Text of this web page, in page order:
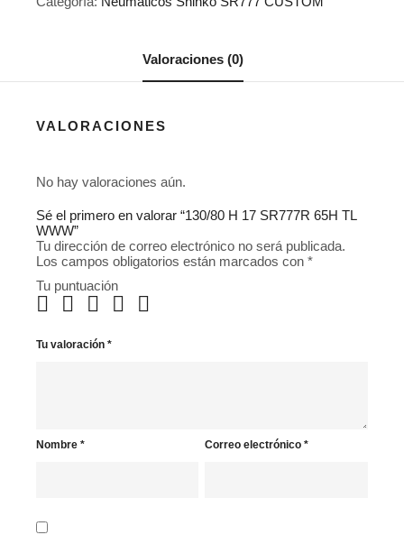
Valoraciones (0)
VALORACIONES
No hay valoraciones aún.
Sé el primero en valorar “130/80 H 17 SR777R 65H TL
WWW”
Tu dirección de correo electrónico no será publicada.
Los campos obligatorios están marcados con *
Tu puntuación
Tu valoración *
Nombre * Correo electrónico*